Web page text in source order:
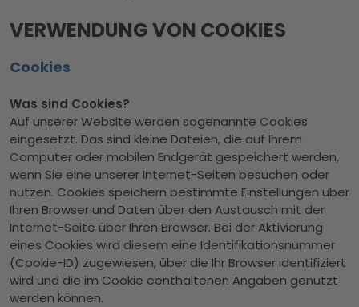
VERWENDUNG VON COOKIES
Cookies
Was sind Cookies?
Auf unserer Website werden sogenannte Cookies
eingesetzt. Das sind kleine Dateien, die auf Ihrem
Computer oder mobilen Endgerät gespeichert werden,
wenn Sie eine unserer Internet-Seiten besuchen oder
nutzen. Cookies speichern bestimmte Einstellungen über
Ihren Browser und Daten über den Austausch mit der
Internet-Seite über Ihren Browser. Bei der Aktivierung
eines Cookies wird diesem eine Identifikationsnummer
(Cookie-ID) zugewiesen, über die Ihr Browser identifiziert
wird und die im Cookie eenthaltenen Angaben genutzt
werden können.